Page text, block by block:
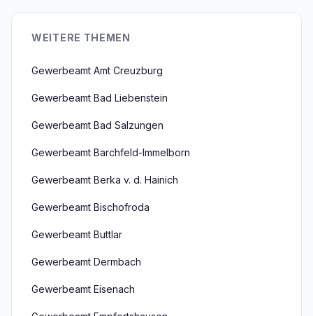
WEITERE THEMEN
Gewerbeamt Amt Creuzburg
Gewerbeamt Bad Liebenstein
Gewerbeamt Bad Salzungen
Gewerbeamt Barchfeld-Immelborn
Gewerbeamt Berka v. d. Hainich
Gewerbeamt Bischofroda
Gewerbeamt Buttlar
Gewerbeamt Dermbach
Gewerbeamt Eisenach